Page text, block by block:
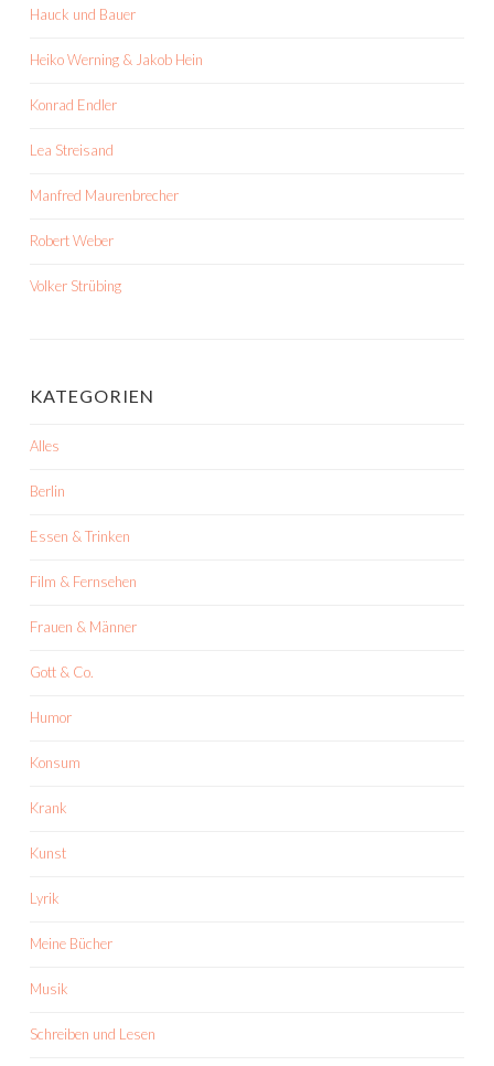
Hauck und Bauer
Heiko Werning & Jakob Hein
Konrad Endler
Lea Streisand
Manfred Maurenbrecher
Robert Weber
Volker Strübing
KATEGORIEN
Alles
Berlin
Essen & Trinken
Film & Fernsehen
Frauen & Männer
Gott & Co.
Humor
Konsum
Krank
Kunst
Lyrik
Meine Bücher
Musik
Schreiben und Lesen